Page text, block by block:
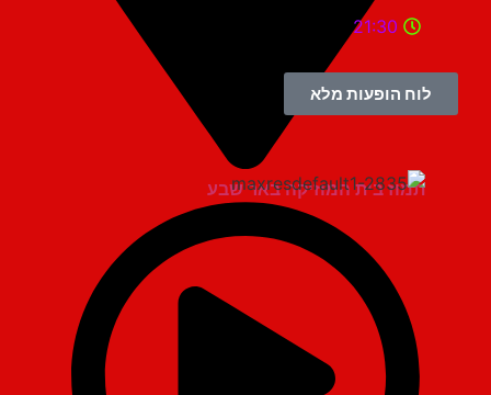
תמוז בית המוזיקה באר שבע
21:30
לוח הופעות מלא